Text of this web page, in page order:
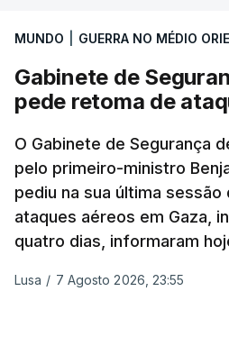
aplicação do plano de
Além disso, o
televisão israelita i24News,
sexta-feira que, após a
autorização formal de Israel
Gaza da Força Internacional
contingente multinacional
Conselho da Paz promovido
MUNDO GUERRA NO MÉDIO
Gabinete de
pede retoma de
O Gabinete de Segurança
pelo primeiro-ministro
pediu na sua última
ataques aéreos em Gaza,
quatro dias, informaram
Lusa / 7 Agosto 2026, 23:55